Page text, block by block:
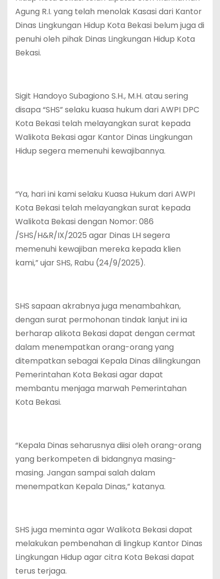
Agung R.I. yang telah menolak Kasasi dari Kantor
Dinas Lingkungan Hidup Kota Bekasi belum juga di
penuhi oleh pihak Dinas Lingkungan Hidup Kota
Bekasi.
Sigit Handoyo Subagiono S.H., M.H. atau sering
disapa “SHS” selaku kuasa hukum dari AWPI DPC
Kota Bekasi telah melayangkan surat kepada
Walikota Bekasi agar Kantor Dinas Lingkungan
Hidup segera memenuhi kewajibannya.
“Ya, hari ini kami selaku Kuasa Hukum dari AWPI
Kota Bekasi telah melayangkan surat kepada
Walikota Bekasi dengan Nomor: 086
/SHS/H&R/IX/2025 agar Dinas LH segera
memenuhi kewajiban mereka kepada klien
kami,” ujar SHS, Rabu (24/9/2025).
SHS sapaan akrabnya juga menambahkan,
dengan surat permohonan tindak lanjut ini ia
berharap alikota Bekasi dapat dengan cermat
dalam menempatkan orang-orang yang
ditempatkan sebagai Kepala Dinas dilingkungan
Pemerintahan Kota Bekasi agar dapat
membantu menjaga marwah Pemerintahan
Kota Bekasi.
“Kepala Dinas seharusnya diisi oleh orang-orang
yang berkompeten di bidangnya masing-
masing. Jangan sampai salah dalam
menempatkan Kepala Dinas,” katanya.
SHS juga meminta agar Walikota Bekasi dapat
melakukan pembenahan di lingkup Kantor Dinas
Lingkungan Hidup agar citra Kota Bekasi dapat
terus terjaga.